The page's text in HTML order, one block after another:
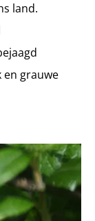
land.
grauwe